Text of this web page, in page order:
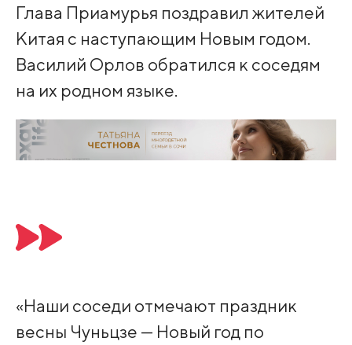
Глава Приамурья поздравил жителей
Китая с наступающим Новым годом.
Василий Орлов обратился к соседям
на их родном языке.
«Наши соседи отмечают праздник
весны Чуньцзе — Новый год по